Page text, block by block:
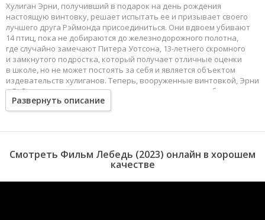
Хулиган Эрни, получивший в подарок на день рождения
настоящую винтовку, решает испытать ее и призывает своего
лучшего друга Рэймонда присоединиться. Они вдвоем убивают
14 птиц, пока не добираются до железнодорожного полотна,
где случайно замечают Питера Уотсона, 13-летнего скромного
и замкнутого подростка, который получает отличные оценки
в школе, но не может постоять за себя и является объектом
издевательств хулиганов. Теперь, вооруженные винтовкой, Эрни
и Рэймонд полны решимости провести несколько необычных
экспериментов над напуганным Питером.
Развернуть описание
Смотреть Фильм Лебедь (2023) онлайн в хорошем
качестве